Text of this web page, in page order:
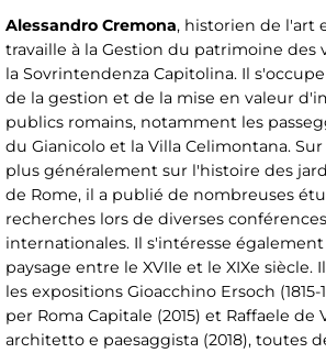
Alessandro Cremona, historien de l'art
travaille à la Gestion du patrimoine des
la Sovrintendenza Capitolina. Il
de la gestion et de la mise en valeur
publics romains, notamment les
du Gianicolo et la Villa Celimontana.
plus généralement sur l'histoire des
de Rome, il a publié de nombreuses
recherches lors de diverses
internationales. Il s'intéresse
paysage entre le XVIIe et le XIXe siècle.
les expositions Gioacchino Ersoch
per Roma Capitale (2015) et Raffaele de
architetto e paesaggista (2018), toutes